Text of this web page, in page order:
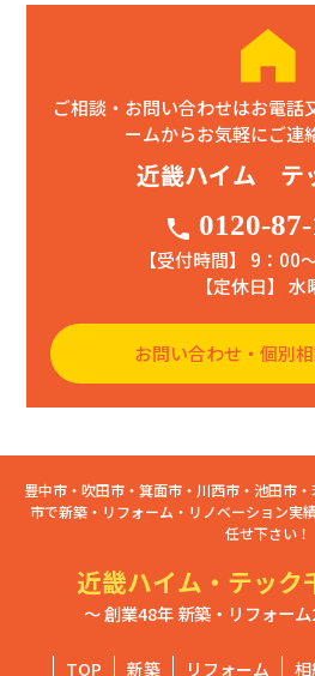
ご相談・お問い合わせはお電話
ームからお気軽にご連
近畿ハイム テ
phone 0120-
【受付時間】 9：
【定休日】 水
お問い合わせ・個別
豊中市・吹田市・箕面市・川西市・池田市
市で新築・リフォーム・リノベーション実
任せ下さい！
近畿ハイム・テック
～ 創業48年 新築・リフォー
TOP 新築 リフォーム